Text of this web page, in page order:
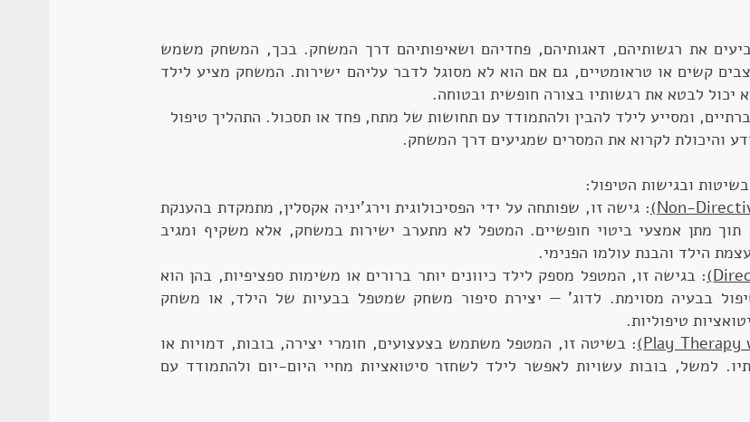
את רגשותיהם, דאגותיהם, פחדיהם ושאיפותיהם דרך המשחק. בכך, המשחק משמש
קשים או טראומטיים, גם אם הוא לא מסוגל לדבר עליהם ישירות. המשחק מציע לילד
יכול לבטא את רגשותיו בצורה חופשית ובטוחה.
ומסייע לילד להבין ולהתמודד עם תחושות של מתח, פחד או תסכול. התהליך טיפול
והיכולת לקרוא את המסרים שמגיעים דרך המשחק.
ובגישות הטיפול:
: גישה זו, שפותחה על ידי הפסיכולוגית וירג'יניה אקסלין, מתמקדת בהענקת
מתן אמצעי ביטוי חופשיים. המטפל לא מתערב ישירות במשחק, אלא משקיף ומגיב
הילד והבנת עולמו הפנימי.
: בגישה זו, המטפל מספק לילד כיוונים יותר ברורים או משימות ספציפיות, בהן הוא
בבעיה מסוימת. לדוג' — יצירת סיפור משחק שמטפל בבעיות של הילד, או משחק
טיפוליות.
: בשיטה זו, המטפל משתמש בצעצועים, חומרי יצירה, בובות, דמויות או
למשל, בובות עשויות לאפשר לילד לשחזר סיטואציות מחיי היום-יום ולהתמודד עם